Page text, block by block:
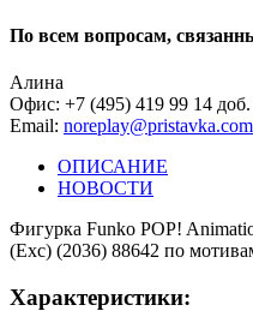
По всем вопросам,
Алина
Офис: +7 (495) 419 99 14
Email: noreplay@pristavka.com
ОПИСАНИЕ
НОВОСТИ
Фигурка Funko POP!
(Exc) (2036) 88642 по
Характеристики: